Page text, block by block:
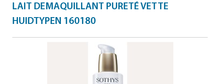
LAIT DEMAQUILLANT PURETÉ VETTE
HUIDTYPEN 160180